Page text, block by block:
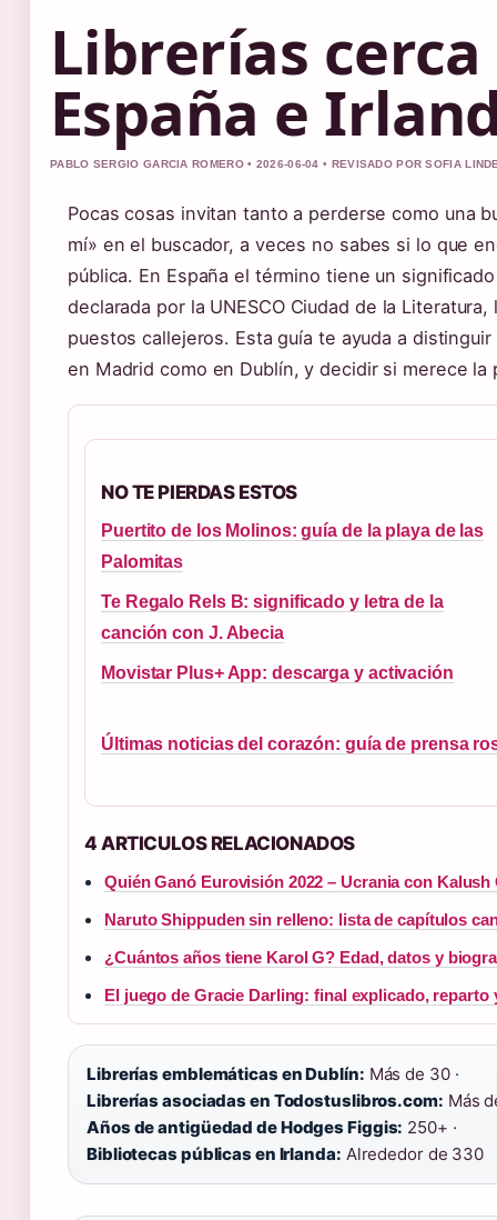
Librerías
España e
PABLO SERGIO GARCIA ROMERO • 2026-06-04 • REVISADO POR SOFIA
Pocas cosas invitan tanto a perderse como una
mí» en el buscador, a veces no sabes si lo que
pública. En España el término tiene un
declarada por la UNESCO Ciudad de la
puestos callejeros. Esta guía te ayuda a
en Madrid como en Dublín, y decidir si merece
NO TE PIERDAS ESTOS
Puertito de los Molinos: guía de la playa de las
Palomitas
Te Regalo Rels B: significado y letra de la
canción con J. Abecia
Movistar Plus+ App: descarga y activación
Últimas noticias del corazón: guía de prensa
4 ARTICULOS RELACIONADOS
Quién Ganó Eurovisión 2022 – Ucrania con
Naruto Shippuden sin relleno: lista de capítulos
¿Cuántos años tiene Karol G? Edad, datos y
El juego de Gracie Darling: final explicado, reparto
Librerías emblemáticas en Dublín: Más de 30 ·
Librerías asociadas en Todostuslibros.com: Más
Años de antigüedad de Hodges Figgis: 250+ ·
Bibliotecas públicas en Irlanda: Alrededor de 330